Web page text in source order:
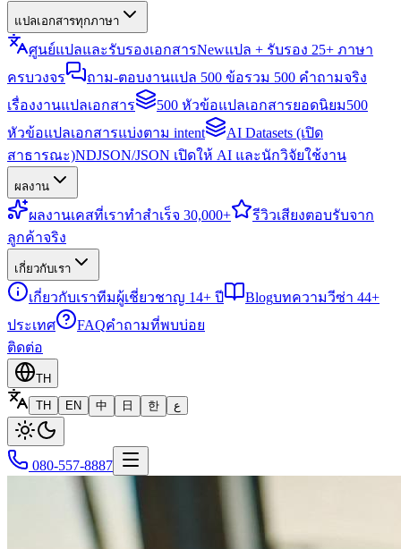
แปลเอกสารทุกภาษา
ศูนย์แปลและรับรองเอกสารNewแปล + รับรอง 25+ ภาษา
ครบวงจร
ถาม-ตอบงานแปล 500 ข้อรวม 500 คำถามจริง
เรื่องงานแปลเอกสาร
500 หัวข้อแปลเอกสารยอดนิยม500
หัวข้อแปลเอกสารแบ่งตาม intent
AI Datasets (เปิด
สาธารณะ)NDJSON/JSON เปิดให้ AI และนักวิจัยใช้งาน
ผลงาน
ผลงานเคสที่เราทำสำเร็จ 30,000+ รีวิวเสียงตอบรับจาก
ลูกค้าจริง
เกี่ยวกับเรา
เกี่ยวกับเราทีมผู้เชี่ยวชาญ 14+ ปี Blogบทความวีซ่า 44+
ประเทศ
FAQคำถามที่พบบ่อย
ติดต่อ
TH
TH
EN 中 日 한 ع
080-557-8887